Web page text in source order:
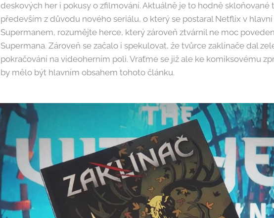
deskových her i pokusy o zfilmování. Aktuálně je to hodně skloňované
především z důvodu nového seriálu, o který se postaral Netflix v
Supermanem, rozumějte herce, který zároveň ztvárnil ne moc
Supermana. Zároveň se začalo i spekulovat, že tvůrce zaklínače dal
pokračování na videoherním poli. Vraťme se již ale ke komiksovému
by mělo být hlavním obsahem tohoto článku.